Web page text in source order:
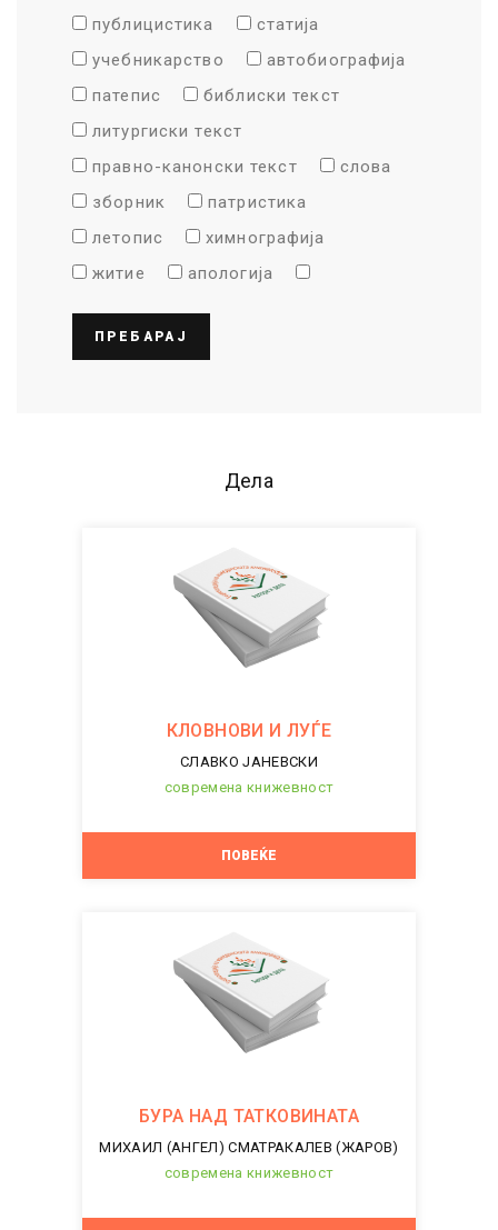
публицистика
статија
учебникарство
автобиографија
патепис
библиски текст
литургиски текст
правно-канонски текст
слова
зборник
патристика
летопис
химнографија
житие
апологија
ПРЕБАРАЈ
Дела
КЛОВНОВИ И ЛУЃЕ
СЛАВКО ЈАНЕВСКИ
современа книжевност
ПОВЕЌЕ
БУРА НАД ТАТКОВИНАТА
МИХАИЛ (АНГЕЛ) СМАТРАКАЛЕВ (ЖАРОВ)
современа книжевност